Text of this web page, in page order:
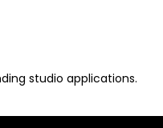
studio applications.